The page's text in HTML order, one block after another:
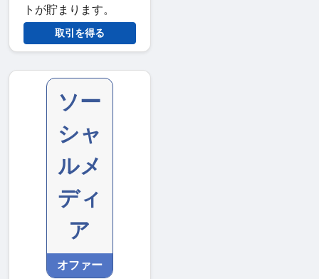
トが貯まります。
取引を得る
ソー
シャ
ルメ
ディ
ア
オファー